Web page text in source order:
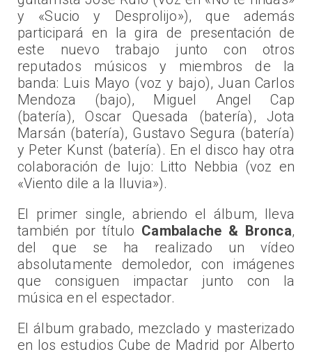
y «Sucio y Desprolijo»), que además
participará en la gira de presentación de
este nuevo trabajo junto con otros
reputados músicos y miembros de la
banda: Luis Mayo (voz y bajo), Juan Carlos
Mendoza (bajo), Miguel Angel Cap
(batería), Oscar Quesada (batería), Jota
Marsán (batería), Gustavo Segura (batería)
y Peter Kunst (batería). En el disco hay otra
colaboración de lujo: Litto Nebbia (voz en
«Viento dile a la lluvia»).
El primer single, abriendo el álbum, lleva
también por título Cambalache & Bronca,
del que se ha realizado un vídeo
absolutamente demoledor, con imágenes
que consiguen impactar junto con la
música en el espectador.
El álbum grabado, mezclado y masterizado
en los estudios Cube de Madrid por Alberto